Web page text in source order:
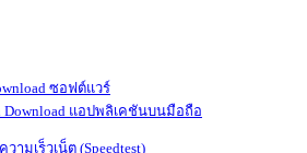
ซอฟต์แวร์
แอปพลิเคชันบนมือถือ
วามเร็วเน็ต (Speedtest)